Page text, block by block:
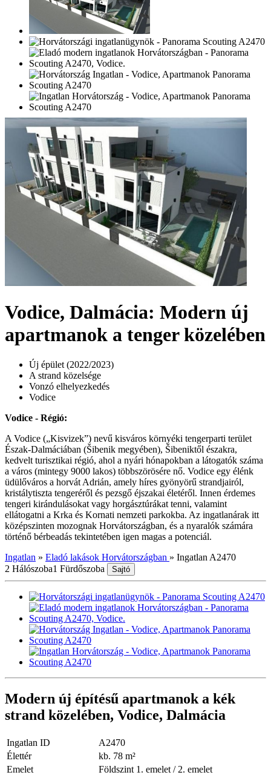
Vodice, Dalmácia: Modern új
apartmanok a tenger közelében
Új épület (2022/2023)
A strand közelsége
Vonzó elhelyezkedés
Vodice
Vodice - Régió:
A Vodice („Kisvizek”) nevű kisváros környéki tengerparti terület
Észak-Dalmáciában (Šibenik megyében), Šibeniktől északra,
kedvelt turisztikai régió, ahol a nyári hónapokban a látogatók száma
a város (mintegy 9000 lakos) többszörösére nő. Vodice egy élénk
üdülőváros a horvát Adrián, amely híres gyönyörű strandjairól,
kristálytiszta tengeréről és pezsgő éjszakai életéről. Innen érdemes
tengeri kirándulásokat vagy horgásztúrákat tenni, valamint
ellátogatni a Krka és Kornati nemzeti parkokba. Az ingatlanárak itt
középszinten mozognak Horvátországban, és a nyaralók számára
történő bérbeadás tekintetében igen magas a potenciál.
Ingatlan » Eladó lakások Horvátországban » Ingatlan A2470
2 Hálószoba1 Fürdőszoba Sajtó
Modern új építésű apartmanok a kék
strand közelében, Vodice, Dalmácia
Ingatlan ID
A2470
Élettér
kb. 78 m²
Emelet
Földszint 1. emelet / 2. emelet